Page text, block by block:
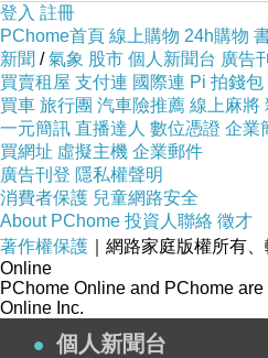
喜園火鍋價位從230元-550元，價位中
服務滿好的、額外的無限量供應的商
整體值得推薦。
店址：台北縣新莊市中平路295號
tel: 02-8992-5595
上一篇： 紫川琪灩.食》(D7000)
登入 註冊
PChome首頁 線上購物 24h購物
新聞 /氣象 股市 個人新聞台 廣告
買賣租屋 支付連 國際連 Pi 拍錢包
買車 旅行團 汽車險推薦 線上麻將
一元簡訊 直播達人 數位憑證 企業
買網址 虛擬主機 企業郵件
廣告刊登 隱私權聲明
消費者保護 兒童網路安全
About PChome 投資人聯絡 徵才
著作權保護 ｜網路家庭版權所有
Online
PChome Online and PChome
Online Inc.
個人新聞台